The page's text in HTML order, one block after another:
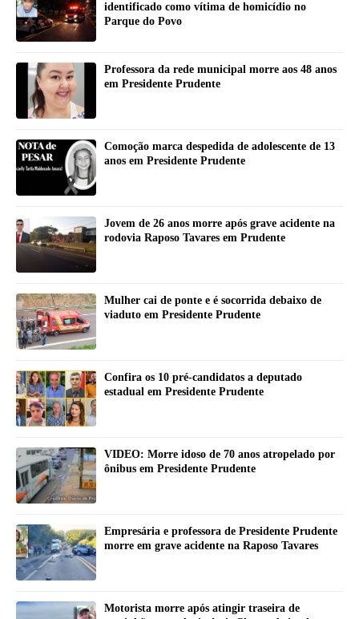
identificado como vítima de homicídio no
Parque do Povo
Professora da rede municipal morre aos 48 anos
em Presidente Prudente
Comoção marca despedida de adolescente de 13
anos em Presidente Prudente
Jovem de 26 anos morre após grave acidente na
rodovia Raposo Tavares em Prudente
Mulher cai de ponte e é socorrida debaixo de
viaduto em Presidente Prudente
Confira os 10 pré-candidatos a deputado
estadual em Presidente Prudente
VIDEO: Morre idoso de 70 anos atropelado por
ônibus em Presidente Prudente
Empresária e professora de Presidente Prudente
morre em grave acidente na Raposo Tavares
Motorista morre após atingir traseira de